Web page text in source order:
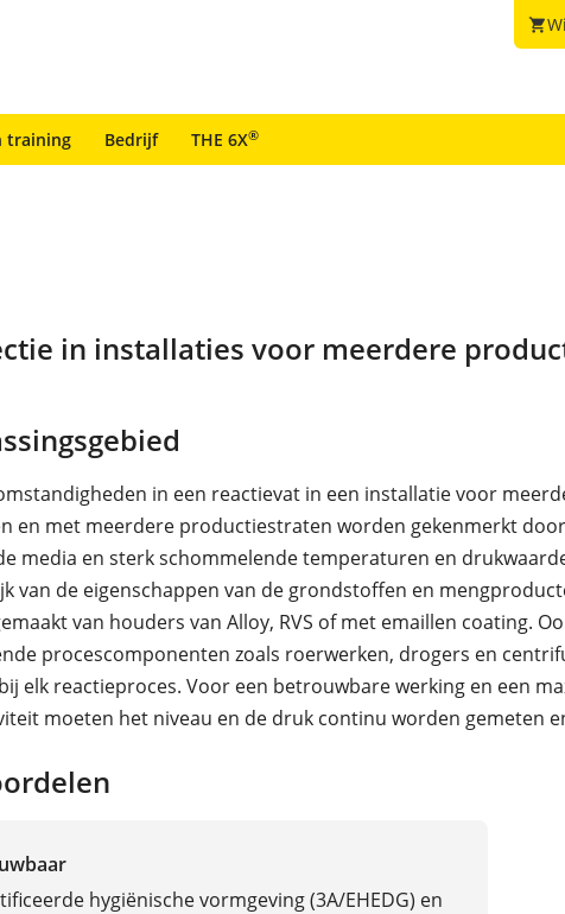
shopping_cart
training Bedrijf THE 6X®
in installaties voor meerdere
in een reactievat in een installatie voor
en met meerdere productiestraten worden gekenmerkt door
media en sterk schommelende temperaturen en
van de eigenschappen van de grondstoffen en
van houders van Alloy, RVS of met emaillen coating.
procescomponenten zoals roerwerken, drogers en
elk reactieproces. Voor een betrouwbare werking en een
moeten het niveau en de druk continu worden gemeten
hygiënische vormgeving (3A/EHEDG) en